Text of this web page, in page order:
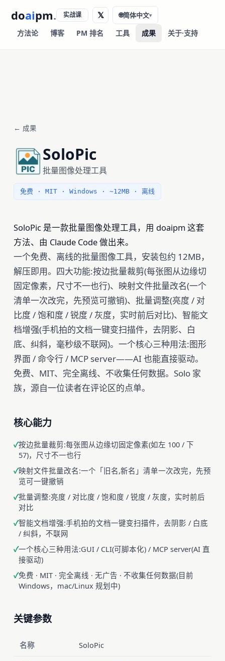
doaipm.
方法论 博客 PM 排名 工具 成果 关于·支持
实战课 𝕏 🌐简体中文▾
← 成果
SoloPic
批量图像处理工具
免费 · MIT · Windows · ~12MB · 离线
SoloPic 是一款批量图像处理工具，用 doaipm 这套
方法、由 Claude Code 做出来。
一个免费、离线的批量图像工具，安装包约 12MB，
解压即用。四大功能:按边批量裁剪(每张图从边缘切
固定像素，尺寸不一也行)、映射文件批量改名(一个
清单一次改完，先预览可撤销)、批量调整(亮度 / 对
比度 / 饱和度 / 锐度 / 灰度，实时前后对比)、智能文
档增强(手机拍的文档一键变扫描件，去阴影、白
底、纠斜，毫秒级不联网)。一个核心三种用法:图形
界面 / 命令行 / MCP server——AI 也能直接驱动。
免费、MIT、完全离线、不收集任何数据。Solo 家
族，源自一位读者在评论区的点单。
核心能力
按边批量裁剪:每张图从边缘切固定像素(如左 100 / 下
57)，尺寸不一也行
映射文件批量改名:一个「旧名,新名」清单一次改完，先预
览可一键撤销
批量调整:亮度 / 对比度 / 饱和度 / 锐度 / 灰度，实时前后
对比
智能文档增强:手机拍的文档一键变扫描件，去阴影 / 白底
/ 纠斜，不联网
一个核心三种用法:GUI / CLI(可脚本化) / MCP server(AI 直
接驱动)
免费 · MIT · 完全离线 · 无广告 · 不收集任何数据(目前
Windows，mac/Linux 规划中)
关键参数
名称 SoloPic